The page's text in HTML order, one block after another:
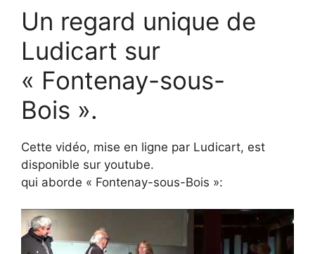
Un regard unique de
Ludicart sur
« Fontenay-sous-
Bois ».
Cette vidéo, mise en ligne par Ludicart, est
disponible sur youtube.
qui aborde « Fontenay-sous-Bois »: